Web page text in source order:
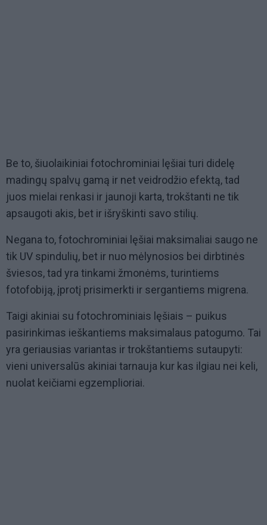
Be to, šiuolaikiniai fotochrominiai lęšiai turi didelę
madingų spalvų gamą ir net veidrodžio efektą, tad
juos mielai renkasi ir jaunoji karta, trokštanti ne tik
apsaugoti akis, bet ir išryškinti savo stilių.
Negana to, fotochrominiai lęšiai maksimaliai saugo ne
tik UV spindulių, bet ir nuo mėlynosios bei dirbtinės
šviesos, tad yra tinkami žmonėms, turintiems
fotofobiją, įprotį prisimerkti ir sergantiems migrena.
Taigi akiniai su fotochrominiais lęšiais – puikus
pasirinkimas ieškantiems maksimalaus patogumo. Tai
yra geriausias variantas ir trokštantiems sutaupyti:
vieni universalūs akiniai tarnauja kur kas ilgiau nei keli,
nuolat keičiami egzemplioriai.